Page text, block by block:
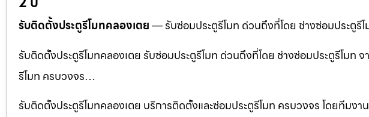
รับติดตั้งประตูรีโมทคลองเตย— รับซ่อมประตูรีโมท ด่วนถึงที่โดย ช่างซ่อมประตูรี
รับติดตั้งประตูรีโมทคลองเตย รับซ่อมประตูรีโมท ด่วนถึงที่โดย ช่างซ่อมประตูรีโมท
รีโมท ครบวงจร…
รับติดตั้งประตูรีโมทคลองเตย บริการติดตั้งและซ่อมประตูรีโมท ครบวงจร โดยทีมง